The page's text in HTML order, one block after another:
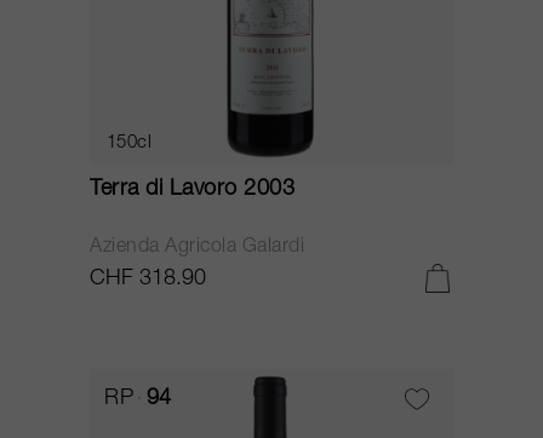
150cl
Terra di Lavoro 2003
Azienda Agricola Galardi
CHF 318.90
RP 94